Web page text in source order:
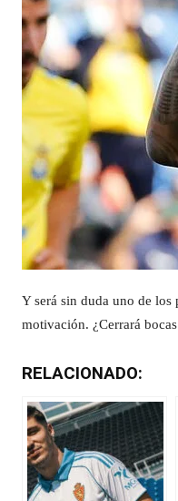
Y será sin duda uno de
motivación. ¿Cerrará
RELACIONADO: